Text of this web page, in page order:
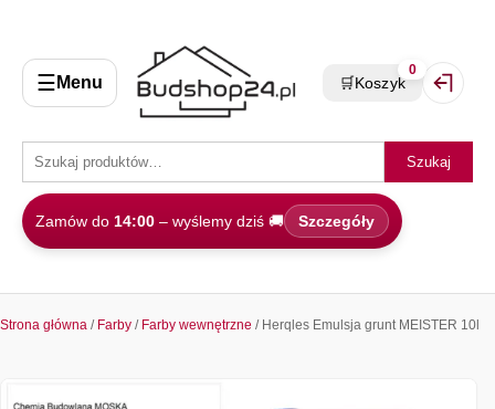
☰ Menu
Szukaj
Zamów do 14:00 – wyślemy dziś 🚚 Szczegóły
🛒Koszyk
0
Strona główna / Farby / Farby wewnętrzne / Herqles Emulsja grunt MEISTER 10l